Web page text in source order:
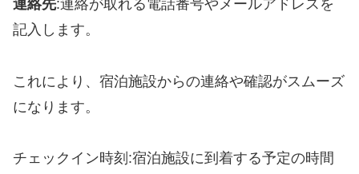
連絡先:連絡が取れる電話番号やメールアドレスを
記入します。
これにより、宿泊施設からの連絡や確認がスムーズ
になります。
チェックイン時刻:宿泊施設に到着する予定の時間